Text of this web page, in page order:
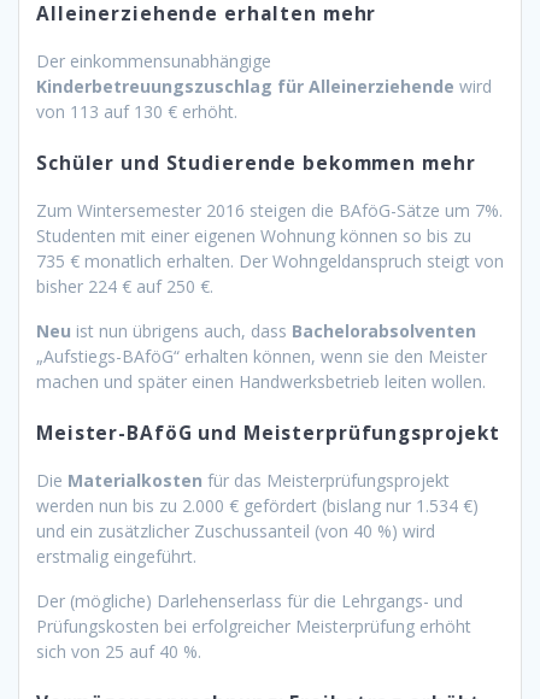
Alleinerziehende erhalten mehr
Der einkommensunabhängige
Kinderbetreuungszuschlag für Alleinerziehende wird
von 113 auf 130 € erhöht.
Schüler und Studierende bekommen mehr
Zum Wintersemester 2016 steigen die BAföG-Sätze um 7%.
Studenten mit einer eigenen Wohnung können so bis zu
735 € monatlich erhalten. Der Wohngeldanspruch steigt von
bisher 224 € auf 250 €.
Neu ist nun übrigens auch, dass Bachelorabsolventen
„Aufstiegs-BAföG“ erhalten können, wenn sie den Meister
machen und später einen Handwerksbetrieb leiten wollen.
Meister-BAföG und Meisterprüfungsprojekt
Die Materialkosten für das Meisterprüfungsprojekt
werden nun bis zu 2.000 € gefördert (bislang nur 1.534 €)
und ein zusätzlicher Zuschussanteil (von 40 %) wird
erstmalig eingeführt.
Der (mögliche) Darlehenserlass für die Lehrgangs- und
Prüfungskosten bei erfolgreicher Meisterprüfung erhöht
sich von 25 auf 40 %.